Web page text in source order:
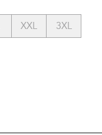
XXL 3XL